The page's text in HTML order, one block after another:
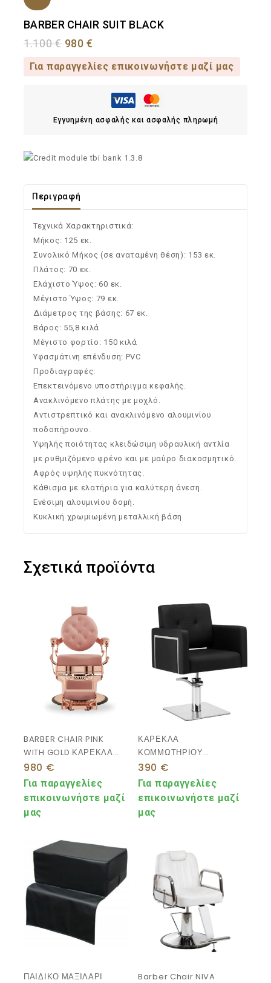
BARBER CHAIR SUIT BLACK
1.100€ 980€
Για παραγγελίες επικοινωνήστε μαζί μας
Εγγυημένη ασφαλής και ασφαλής πληρωμή
Περιγραφή
Τεχνικά Χαρακτηριστικά:
Μήκος: 125 εκ.
Συνολικό Μήκος (σε αναταμένη θέση): 153 εκ.
Πλάτος: 70 εκ.
Ελάχιστο Ύψος: 60 εκ.
Μέγιστο Ύψος: 79 εκ.
Διάμετρος της βάσης: 67 εκ.
Βάρος: 55,8 κιλά
Μέγιστο φορτίο: 150 κιλά
Υφασμάτινη επένδυση: PVC
Προδιαγραφές:
Επεκτεινόμενο υποστήριγμα κεφαλής.
Ανακλινόμενο πλάτης με μοχλό.
Αντιστρεπτικό και ανακλινόμενο αλουμινίου
ποδοπήρουνο.
Υψηλής ποιότητας κλειδώσιμη υδραυλική αντλία
με ρυθμιζόμενο φρένο και με μαύρο διακοσμητικό.
Αφρός υψηλής πυκνότητας.
Κάθισμα με ελατήρια για καλύτερη άνεση.
Ενέσιμη αλουμινίου δομή.
Κυκλική χρωμιωμένη μεταλλική βάση
Σχετικά προϊόντα
BARBER CHAIR PINK
WITH GOLD ΚΑΡΕΚΛΑ
ΚΟΥΡΕΙΟΥ ΡΟΖ
980 €
Για παραγγελίες
επικοινωνήστε μαζί
μας
ΚΑΡΕΚΛΑ
ΚΟΜΜΩΤΗΡΙΟΥ
ΥΔΡΑΥΛΙΚΗ
ΠΕΡΙΣΤΡΕΦΟΜΕΝΗ
390 €
Για παραγγελίες
επικοινωνήστε μαζί
μας
ΠΑΙΔΙΚΟ ΜΑΞΙΛΑΡΙ
Barber Chair NIVA